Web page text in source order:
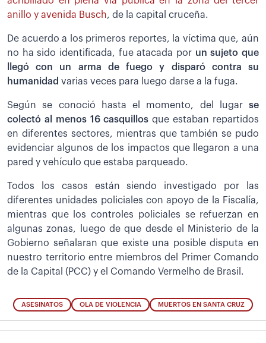
anillo y avenida Busch, de la capital cruceña.
De acuerdo a los primeros reportes, la víctima que, aún
no ha sido identificada, fue atacada por un sujeto que
llegó con un arma de fuego y disparó contra su
humanidad varias veces para luego darse a la fuga.
Según se conoció hasta el momento, del lugar se
colectó al menos 16 casquillos que estaban repartidos
en diferentes sectores, mientras que también se pudo
evidenciar algunos de los impactos que llegaron a una
pared y vehículo que estaba parqueado.
Todos los casos están siendo investigado por las
diferentes unidades policiales con apoyo de la Fiscalía,
mientras que los controles policiales se refuerzan en
algunas zonas, luego de que desde el Ministerio de la
Gobierno señalaran que existe una posible disputa en
nuestro territorio entre miembros del Primer Comando
de la Capital (PCC) y el Comando Vermelho de Brasil.
ASESINATOS OLA DE VIOLENCIA MUERTOS EN SANTA CRUZ